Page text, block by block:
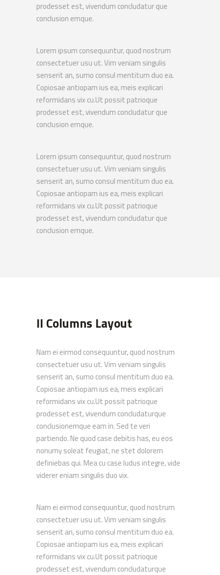
prodesset est, vivendum concludatur que
conclusion emque.
Lorem ipsum consequuntur, quod nostrum
consectetuer usu ut. Vim veniam singulis
senserit an, sumo consul mentitum duo ea.
Copiosae antiopam ius ea, meis explicari
reformidans vix cu.Ut possit patrioque
prodesset est, vivendum concludatur que
conclusion emque.
Lorem ipsum consequuntur, quod nostrum
consectetuer usu ut. Vim veniam singulis
senserit an, sumo consul mentitum duo ea.
Copiosae antiopam ius ea, meis explicari
reformidans vix cu.Ut possit patrioque
prodesset est, vivendum concludatur que
conclusion emque.
II Columns Layout
Nam ei eirmod consequuntur, quod nostrum
consectetuer usu ut. Vim veniam singulis
senserit an, sumo consul mentitum duo ea.
Copiosae antiopam ius ea, meis explicari
reformidans vix cu.Ut possit patrioque
prodesset est, vivendum concludaturque
conclusionemque eam in. Sed te veri
partiendo. Ne quod case debitis has, eu eos
nonumy soleat feugiat, ne stet dolorem
definiebas qui. Mea cu case ludus integre, vide
viderer eniam singulis duo vix.
Nam ei eirmod consequuntur, quod nostrum
consectetuer usu ut. Vim veniam singulis
senserit an, sumo consul mentitum duo ea.
Copiosae antiopam ius ea, meis explicari
reformidans vix cu.Ut possit patrioque
prodesset est, vivendum concludaturque